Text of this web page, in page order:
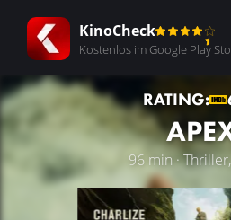
KinoCheck
Kostenlos im Google Play
RATING:
96 min ·